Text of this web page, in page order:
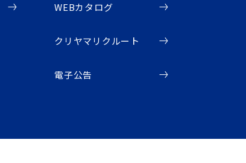
WEBカタログ
クリヤマリクルート
電子公告